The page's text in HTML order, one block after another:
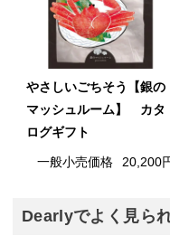
やさしいごちそう【銀の
マッシュルーム】 カタ
ログギフト
一般小売価格 20,200
Dearlyでよく見ら